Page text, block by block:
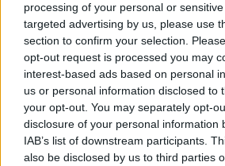
processing of your personal or
targeted advertising by us, please use
section to confirm your selection.
opt-out request is processed you may
interest-based ads based on personal
us or personal information disclosed to
your opt-out. You may separately opt-
disclosure of your personal information
IAB’s list of downstream participants.
also be disclosed by us to third parties